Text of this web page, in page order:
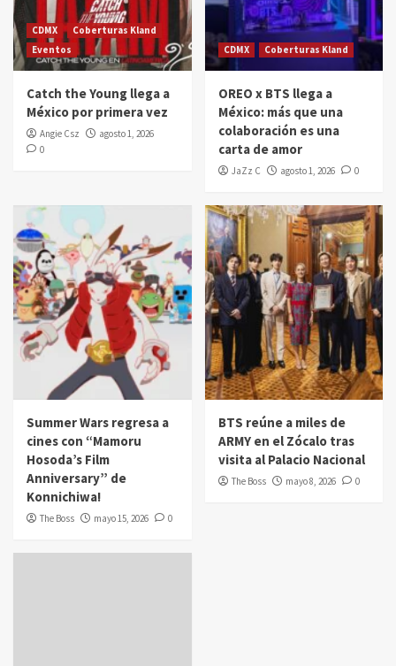
CDMX
Coberturas Kland
Eventos
Catch the Young llega a
México por primera vez
Angie Csz
agosto 1, 2026
0
CDMX Coberturas Kland
OREO x BTS llega a
México: más que una
colaboración es una
carta de amor
JaZz C agosto 1, 2026 0
Summer Wars regresa a
cines con “Mamoru
Hosoda’s Film
Anniversary” de
Konnichiwa!
The Boss mayo 15, 2026 0
BTS reúne a miles de
ARMY en el Zócalo tras
visita al Palacio Nacional
The Boss mayo 8, 2026 0